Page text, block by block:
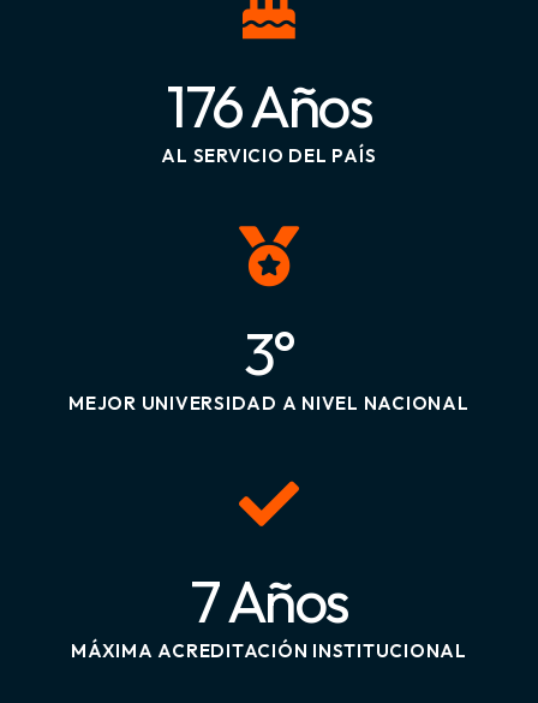
176 Años
AL SERVICIO DEL PAÍS
3°
MEJOR UNIVERSIDAD A NIVEL NACIONAL
7 Años
MÁXIMA ACREDITACIÓN INSTITUCIONAL